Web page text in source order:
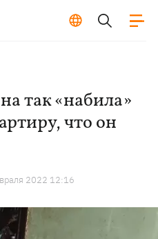
так «набила»
что он
2022 12:16